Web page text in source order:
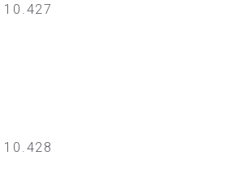
10.427
10.428